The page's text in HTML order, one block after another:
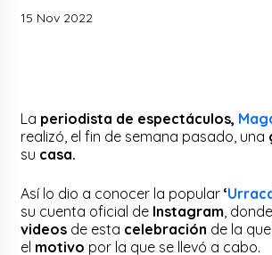
15 Nov 2022
La periodista de espectáculos,
realizó, el fin de semana pasado, una
su casa.
Así lo dio a conocer la popular‘
su cuenta oficial de Instagram ,
videos de esta celebración de la
el motivo por la que se llevó a cabo.